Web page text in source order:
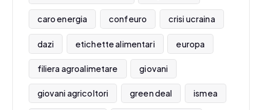
caro energia confeuro crisi ucraina
dazi etichette alimentari europa
filiera agroalimetare giovani
giovani agricoltori green deal ismea